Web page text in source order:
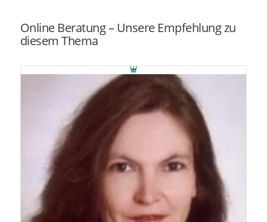
Online Beratung – Unsere Empfehlung zu
diesem Thema